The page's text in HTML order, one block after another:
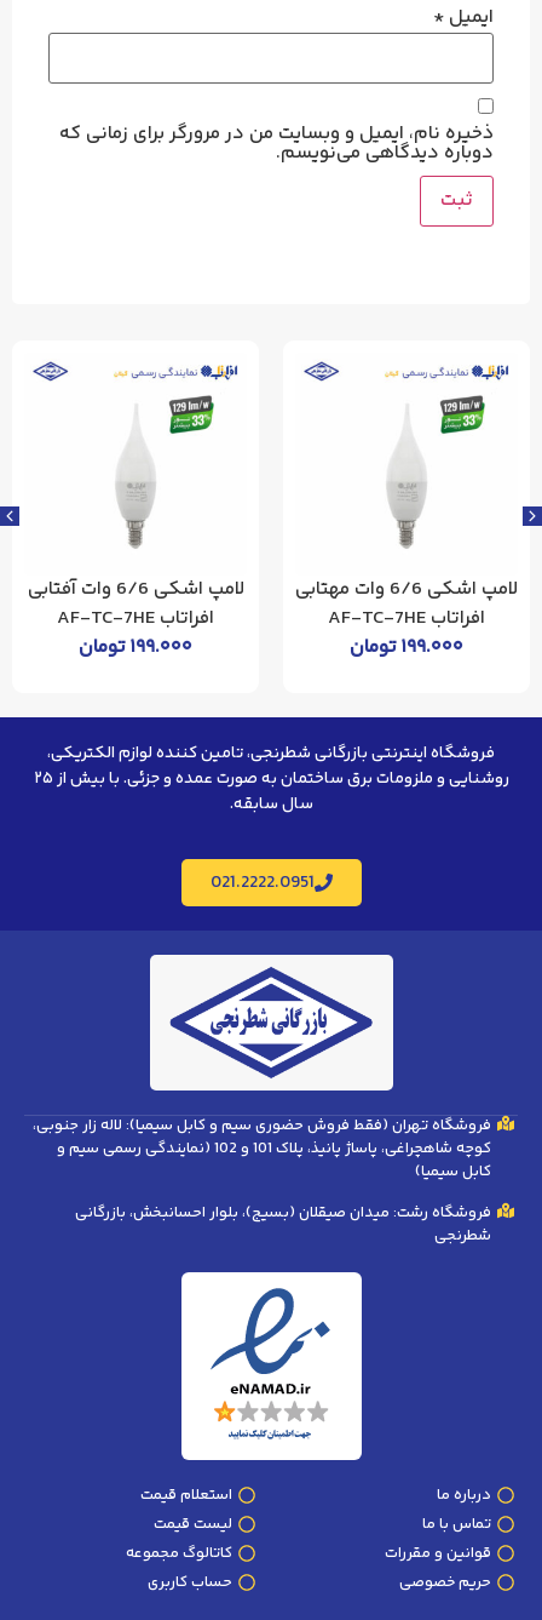
ایمیل *
ذخیره نام، ایمیل و وبسایت من در مرورگر برای زمانی که
دوباره دیدگاهی می‌نویسم.
لامپ اشکی 6/6 وات آفتابی
افراتاب AF-TC-7HE
۱۹۹.۰۰۰تومان
لامپ 18 وات عمده افراتاب
تماس بگیرید
فروشگاه اینترنتی بازرگانی شطرنجی، تامین کننده لوازم الکتریکی،
روشنایی و ملزومات برق ساختمان به صورت عمده و جزئی. با بیش از ۲۵
سال سابقه.
021.2222.0951
فروشگاه تهران (فقط فروش حضوری سیم و کابل سیمیا): لاله زار جنوبی،
کوچه شاهچراغی، پاساژ پانیذ، پلاک 101 و 102 (نمایندگی رسمی سیم و
کابل سیمیا)
فروشگاه رشت: میدان صیقلان (بسیج)، بلوار احسانبخش، بازرگانی
شطرنجی
درباره ما
تماس با ما
قوانین و مقررات
حریم خصوصی
استعلام قیمت
لیست قیمت
کاتالوگ مجموعه
حساب کاربری